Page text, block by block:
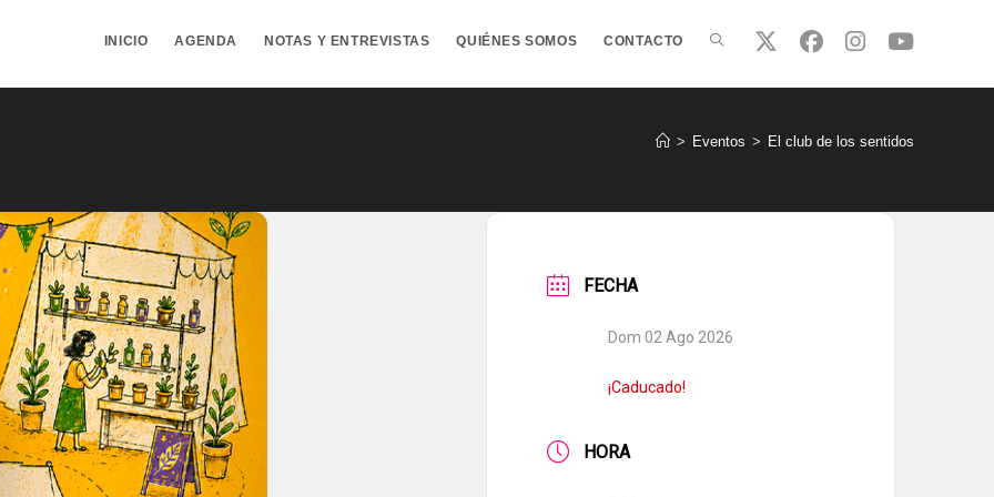
INICIO AGENDA NOTAS Y ENTREVISTAS QUIÉNES SOMOS CONTACTO ALTERNAR
> Eventos > El club de los sentidos
FECHA
Dom 02 Ago 2026
¡Caducado!
HORA